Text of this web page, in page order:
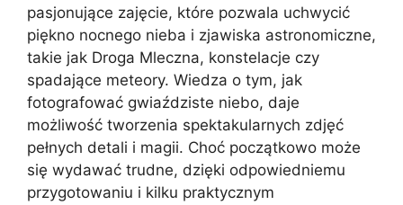
pasjonujące zajęcie, które pozwala uchwycić
piękno nocnego nieba i zjawiska astronomiczne,
takie jak Droga Mleczna, konstelacje czy
spadające meteory. Wiedza o tym, jak
fotografować gwiaździste niebo, daje
możliwość tworzenia spektakularnych zdjęć
pełnych detali i magii. Choć początkowo może
się wydawać trudne, dzięki odpowiedniemu
przygotowaniu i kilku praktycznym